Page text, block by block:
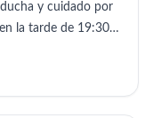
y cuidado por
la tarde de 19:30 a